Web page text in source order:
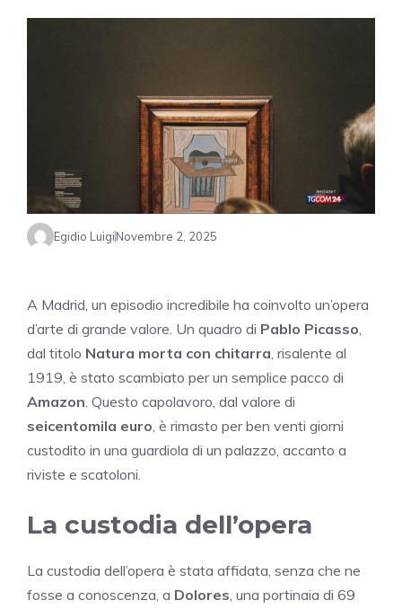
Egidio LuigiNovembre 2, 2025
A Madrid, un episodio incredibile ha coinvolto un’opera
d’arte di grande valore. Un quadro di Pablo Picasso,
dal titolo Natura morta con chitarra, risalente al
1919, è stato scambiato per un semplice pacco di
Amazon. Questo capolavoro, dal valore di
seicentomila euro, è rimasto per ben venti giorni
custodito in una guardiola di un palazzo, accanto a
riviste e scatoloni.
La custodia dell’opera
La custodia dell’opera è stata affidata, senza che ne
fosse a conoscenza, a Dolores, una portinaia di 69